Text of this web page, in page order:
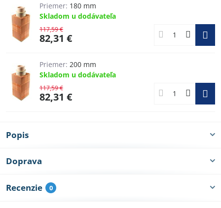
Priemer: 180 mm
Skladom u dodávateľa
117,59 €
82,31 €
Priemer: 200 mm
Skladom u dodávateľa
117,59 €
82,31 €
Popis
Doprava
Recenzie 0